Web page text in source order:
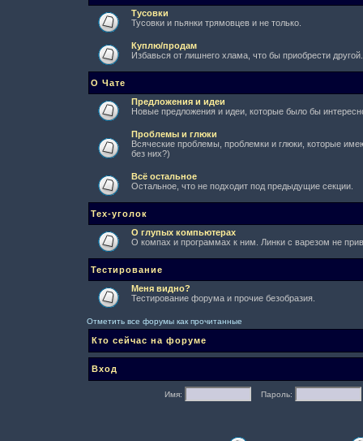
Тусовки
Тусовки и пьянки трямовцев и не только.
Куплю/продам
Избавься от лишнего хлама, что бы приобрести другой.
О Чате
Предложения и идеи
Новые предложения и идеи, которые было бы
Проблемы и глюки
Всяческие проблемы, проблемки и глюки, которые
без них?)
Всё остальное
Остальное, что не подходит под предыдущие секции.
Тех-уголок
О глупых компьютерах
О компах и программах к ним. Линки с варезом не
Тестирование
Меня видно?
Тестирование форума и прочие безобразия.
Отметить все форумы как прочитанные
Кто сейчас на форуме
Вход
Имя: Пароль: